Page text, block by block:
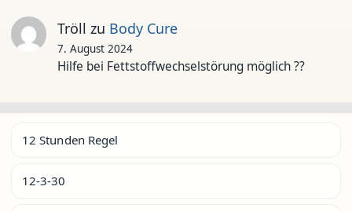
Tröll zu Body Cure
7. August 2024
Hilfe bei Fettstoffwechselstörung möglich ??
12 Stunden Regel
12-3-30